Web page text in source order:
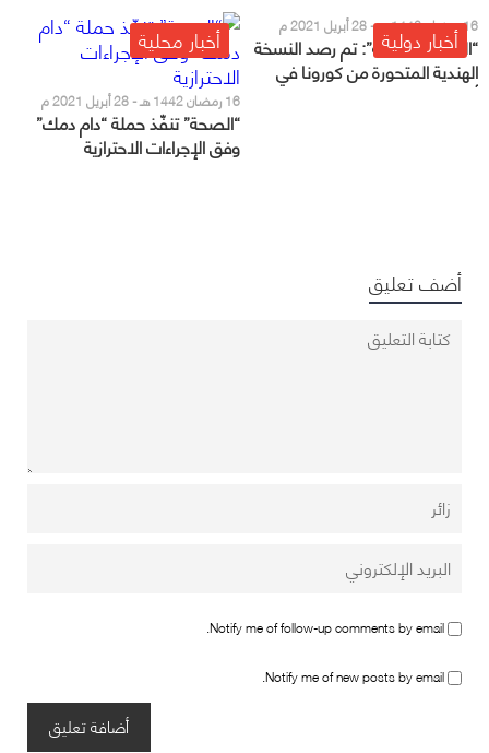
أخبار دولية16 رمضان 1442 هـ - 28 أبريل 2021 م
“الصحة العالمية”: تم رصد النسخة
الهندية المتحورة من كورونا في
أكثر من 17 دولة
أخبار محلية
16 رمضان 1442 هـ - 28 أبريل 2021 م
“الصحة” تنفّذ حملة “دام دمك”
وفق الإجراءات الاحترازية
أضف تعليق
Notify me of follow-up comments by email.
Notify me of new posts by email.